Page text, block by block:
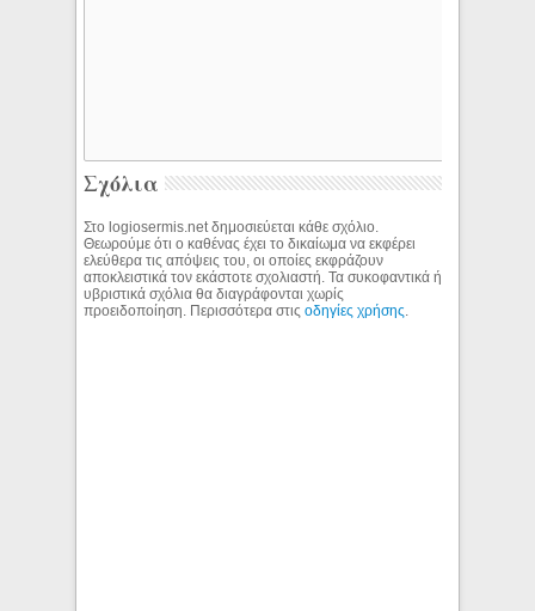
Σχόλια
Στο logiosermis.net δημοσιεύεται κάθε σχόλιο.
Θεωρούμε ότι ο καθένας έχει το δικαίωμα να εκφέρει
ελεύθερα τις απόψεις του, οι οποίες εκφράζουν
αποκλειστικά τον εκάστοτε σχολιαστή. Τα συκοφαντικά ή
υβριστικά σχόλια θα διαγράφονται χωρίς
προειδοποίηση. Περισσότερα στιςοδηγίες χρήσης.